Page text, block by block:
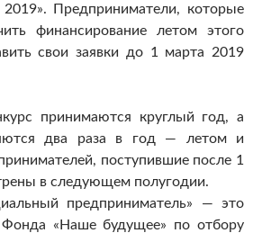
Предприниматели, которые
финансирование летом этого
свои заявки до 1 марта 2019
принимаются круглый год, а
два раза в год — летом и
поступившие после 1
в следующем полугодии.
предприниматель» — это
«Наше будущее» по отбору